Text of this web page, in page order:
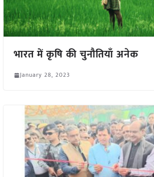
भारत में कृषि की चुनौतियाँ अनेक
January 28, 2023